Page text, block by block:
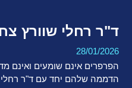
ד"ר רחלי שוורץ
28/01/2026
הפרפרים אינם שומעים ואינם
הדממה שלהם יחד עם ד"ר רחלי